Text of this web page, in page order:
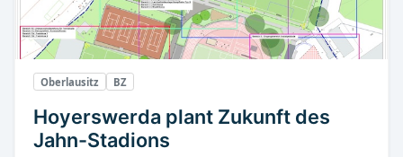
Oberlausitz BZ
Hoyerswerda plant Zukunft des
Jahn-Stadions